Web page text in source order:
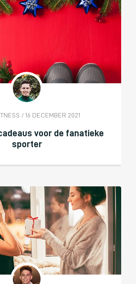
/ 16 DECEMBER 2021
voor de fanatieke
sporter